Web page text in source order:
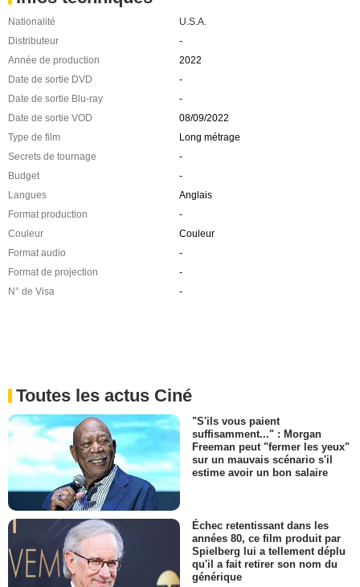
Nationalité
U.S.A.
Distributeur
-
Année de production
2022
Date de sortie DVD
-
Date de sortie Blu-ray
-
Date de sortie VOD
08/09/2022
Type de film
Long métrage
Secrets de tournage
-
Budget
-
Langues
Anglais
Format production
-
Couleur
Couleur
Format audio
-
Format de projection
-
N° de Visa
-
Toutes les actus Ciné
"S'ils vous paient
suffisamment..." : Morgan
Freeman peut "fermer les yeux"
sur un mauvais scénario s'il
estime avoir un bon salaire
Échec retentissant dans les
années 80, ce film produit par
Spielberg lui a tellement déplu
qu'il a fait retirer son nom du
générique